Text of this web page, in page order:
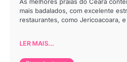
mais badalados, com excelente
restaurantes, como Jericoacoara,
LER MAIS...